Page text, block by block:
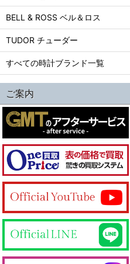
BELL & ROSS ベル＆ロス
TUDOR チューダー
すべての時計ブランド一覧
ご案内